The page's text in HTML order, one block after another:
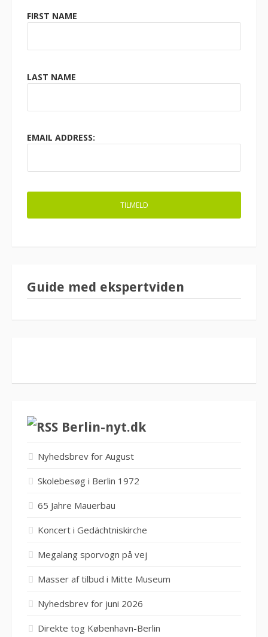
FIRST NAME
LAST NAME
EMAIL ADDRESS:
Guide med ekspertviden
Berlin-nyt.dk
Nyhedsbrev for August
Skolebesøg i Berlin 1972
65 Jahre Mauerbau
Koncert i Gedächtniskirche
Megalang sporvogn på vej
Masser af tilbud i Mitte Museum
Nyhedsbrev for juni 2026
Direkte tog København-Berlin